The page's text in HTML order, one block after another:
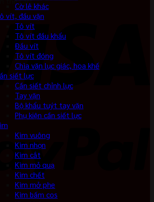
Cờ lê khác
vít, đầu vặn
Tô vít
Tô vít đầu khẩu
Đầu vít
Tô vít đóng
Chìa vặn lục giác, hoa khế
siết lực
Cần siết chỉnh lực
Tay vặn
Bộ khẩu tuýt tay vặn
Phụ kiện cần siết lực
Kìm vuông
Kìm nhọn
Kìm cắt
Kìm mỏ quạ
Kìm chết
Kìm mở phe
Kìm bấm cos